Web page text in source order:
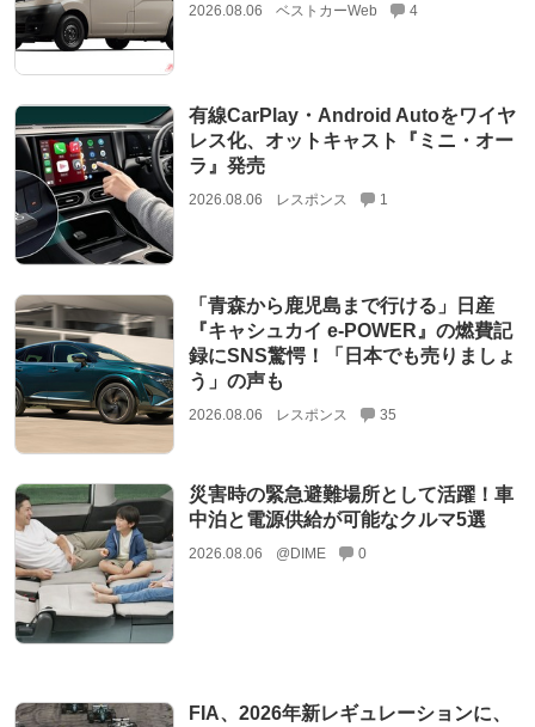
2026.08.06 ベストカーWeb 4
有線CarPlay・Android Autoをワイヤ
レス化、オットキャスト『ミニ・オー
ラ』発売
2026.08.06 レスポンス 1
「青森から鹿児島まで行ける」日産
『キャシュカイ e-POWER』の燃費記
録にSNS驚愕！「日本でも売りましょ
う」の声も
2026.08.06 レスポンス 35
災害時の緊急避難場所として活躍！車
中泊と電源供給が可能なクルマ5選
2026.08.06 @DIME 0
FIA、2026年新レギュレーションに、